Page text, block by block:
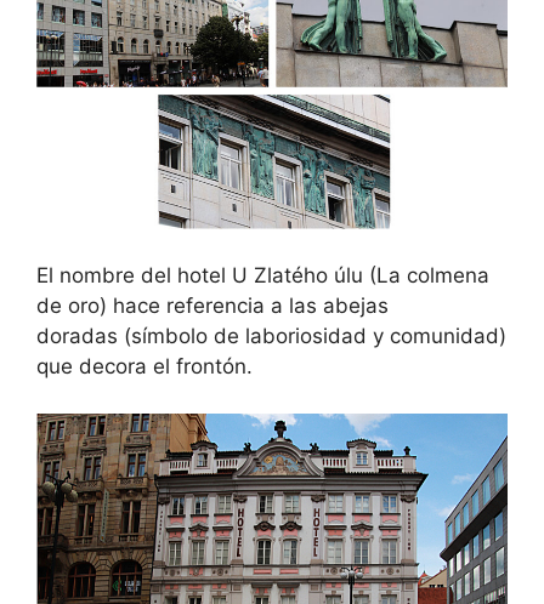
El nombre del hotel U Zlatého úlu (La colmena
de oro) hace referencia a las abejas
doradas (símbolo de laboriosidad y comunidad)
que decora el frontón.